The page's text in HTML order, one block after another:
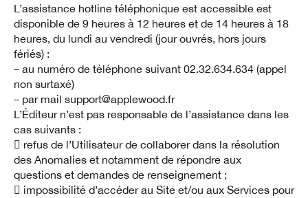
L’assistance hotline téléphonique est accessible est
disponible de 9 heures à 12 heures et de 14 heures à 18
heures, du lundi au vendredi (jour ouvrés, hors jours
fériés) :
– au numéro de téléphone suivant 02.32.634.634 (appel
non surtaxé)
– par mail support@applewood.fr
L’Éditeur n’est pas responsable de l’assistance dans les
cas suivants :
 refus de l’Utilisateur de collaborer dans la résolution
des Anomalies et notamment de répondre aux
questions et demandes de renseignement ;
 impossibilité d’accéder au Site et/ou aux Services pour